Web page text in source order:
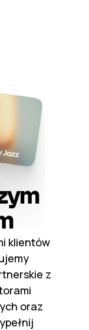
klientów
z
oraz